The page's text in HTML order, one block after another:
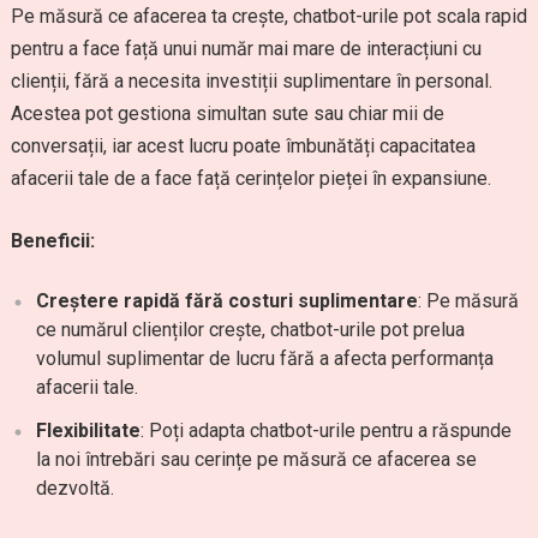
Pe măsură ce afacerea ta crește, chatbot-urile pot scala rapid
pentru a face față unui număr mai mare de interacțiuni cu
clienții, fără a necesita investiții suplimentare în personal.
Acestea pot gestiona simultan sute sau chiar mii de
conversații, iar acest lucru poate îmbunătăți capacitatea
afacerii tale de a face față cerințelor pieței în expansiune.
Beneficii:
Creștere rapidă fără costuri suplimentare: Pe măsură
ce numărul clienților crește, chatbot-urile pot prelua
volumul suplimentar de lucru fără a afecta performanța
afacerii tale.
Flexibilitate: Poți adapta chatbot-urile pentru a răspunde
la noi întrebări sau cerințe pe măsură ce afacerea se
dezvoltă.